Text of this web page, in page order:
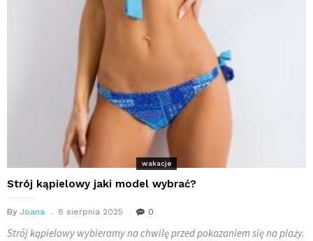
wakacje
Strój kąpielowy jaki model wybrać?
By Joana 8 sierpnia 2025 0
Strój kąpielowy wybieramy na chwilę przed pokazaniem się na plaży.